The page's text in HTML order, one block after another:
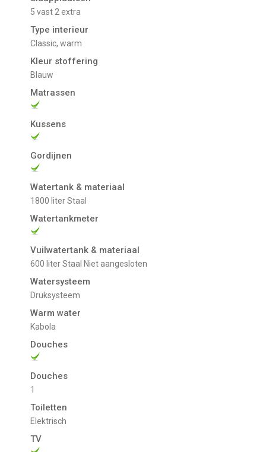
5 vast 2 extra
Type interieur
Classic, warm
Kleur stoffering
Blauw
Matrassen
Kussens
Gordijnen
Watertank & materiaal
1800 liter Staal
Watertankmeter
Vuilwatertank & materiaal
600 liter Staal Niet aangesloten
Watersysteem
Druksysteem
Warm water
Kabola
Douches
Douches
1
Toiletten
Elektrisch
TV